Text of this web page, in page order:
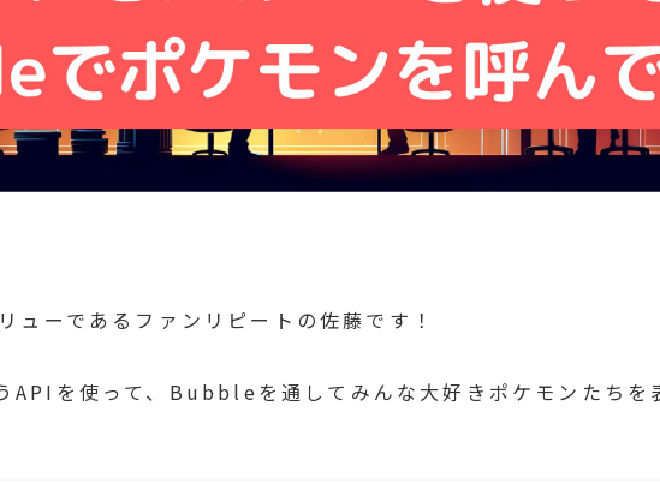
ューであるファンリピートの佐藤です！
を使って、Bubbleを通してみんな大好きポケモンたちを